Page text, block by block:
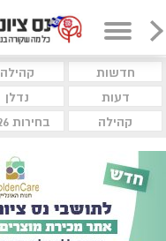
חדשות קהילה
דעות
נדלן
קהילה
בחירות 2026